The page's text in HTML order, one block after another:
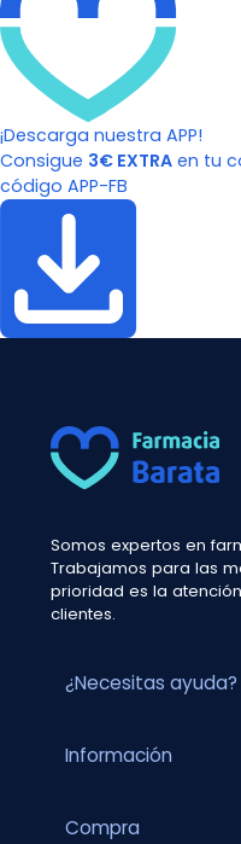
¡Descarga nuestra APP!
Consigue 3€ EXTRA en tu
código APP-FB
Somos expertos en
Trabajamos para las
prioridad es la
clientes.
¿Necesitas ayuda?
Información
Compra